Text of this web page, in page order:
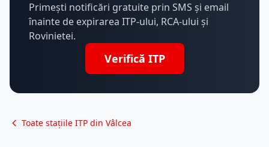
Primești notificări gratuite prin SMS și email
înainte de expirarea ITP-ului, RCA-ului și
Rovinietei.
Verifică ITP
Toate stațiile ITP din Vâlcea